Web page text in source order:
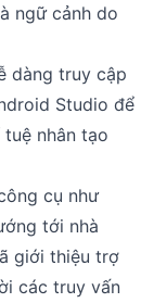
ngữ cảnh do
dàng truy cập
Studio để
nhân tạo
cụ như
tới nhà
giới thiệu trợ
các truy vấn